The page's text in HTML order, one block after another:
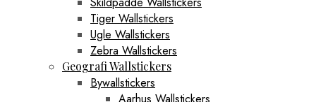
Tiger Wallstickers
Ugle Wallstickers
Zebra Wallstickers
Geografi Wallstickers
Bywallstickers
Aarhus Wallstickers